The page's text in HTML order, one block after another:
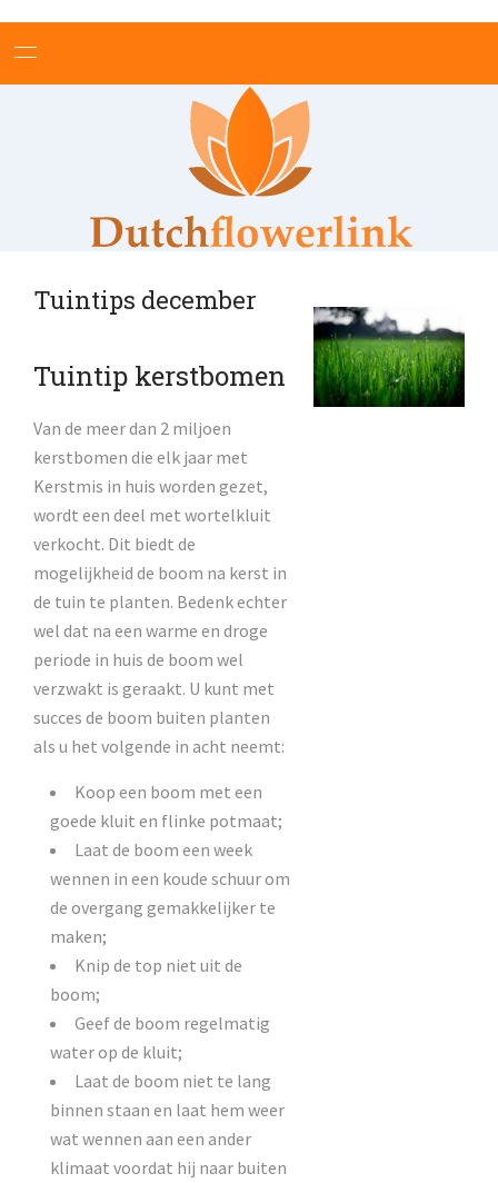
ONLINE BLOEMENWINKELS
PLANTEN
NIEUWS
TIPS
Tuintips december
Tuintip kerstbomen
Van de meer dan 2 miljoen
kerstbomen die elk jaar met
Kerstmis in huis worden gezet,
wordt een deel met wortelkluit
verkocht. Dit biedt de
mogelijkheid de boom na kerst in
de tuin te planten. Bedenk echter
wel dat na een warme en droge
periode in huis de boom wel
verzwakt is geraakt. U kunt met
succes de boom buiten planten
als u het volgende in acht neemt:
Koop een boom met een
goede kluit en flinke potmaat;
Laat de boom een week
wennen in een koude schuur om
de overgang gemakkelijker te
maken;
Knip de top niet uit de
boom;
Geef de boom regelmatig
water op de kluit;
Laat de boom niet te lang
binnen staan en laat hem weer
wat wennen aan een ander
klimaat voordat hij naar buiten